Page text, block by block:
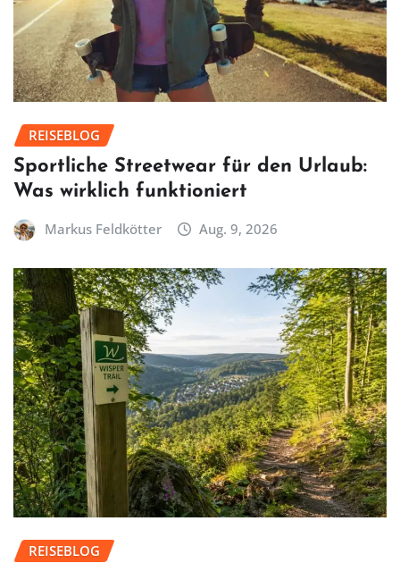
REISEBLOG
Sportliche Streetwear für den Urlaub:
Was wirklich funktioniert
Markus Feldkötter Aug. 9, 2026
REISEBLOG